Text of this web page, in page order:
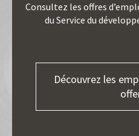
Consultez les offres
du Service du
Découvrez les